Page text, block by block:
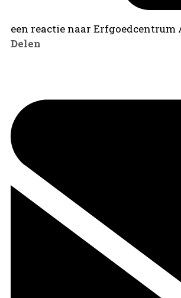
een reactie naar
Delen